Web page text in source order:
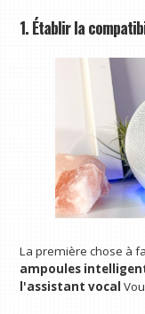
1. Établir la
La première chose à
ampoules
l'assistant vocal